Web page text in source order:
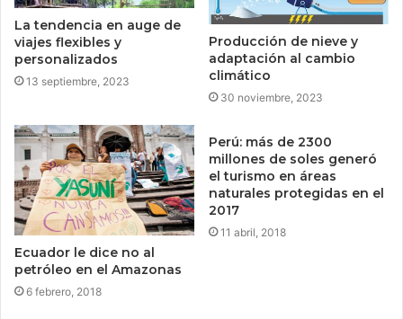
La tendencia en auge de
viajes flexibles y
personalizados
13 septiembre, 2023
Producción de nieve y
adaptación al cambio
climático
30 noviembre, 2023
Ecuador le dice no al
petróleo en el Amazonas
6 febrero, 2018
Perú: más de 2300
millones de soles generó
el turismo en áreas
naturales protegidas en el
2017
11 abril, 2018